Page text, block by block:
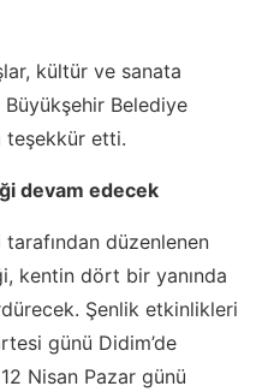
kültür ve sanata
Büyükşehir Belediye
teşekkür etti.
devam edecek
düzenlenen
kentin dört bir yanında
Şenlik etkinlikleri
günü Didim’de
12 Nisan Pazar günü